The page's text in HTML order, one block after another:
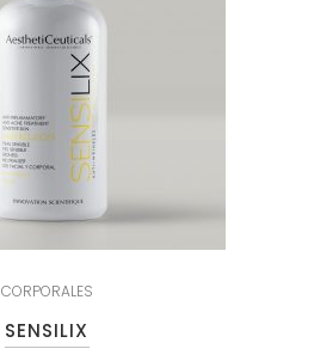
CORPORALES
SENSILIX